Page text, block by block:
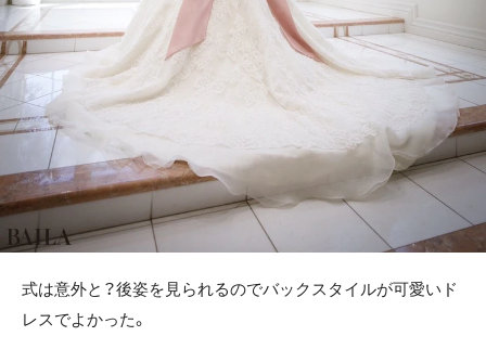
式は意外と？後姿を見られるのでバックスタイルが可愛いド
レスでよかった。